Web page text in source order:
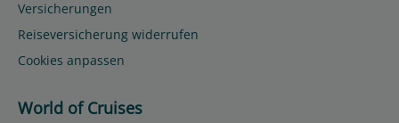
Versicherungen
Reiseversicherung widerrufen
Cookies anpassen
World of Cruises